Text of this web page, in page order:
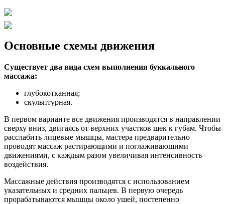
Основные схемы движения
Существует два вида схем выполнения буккального
массажа:
глубокотканная;
скульптурная.
В первом варианте все движения производятся в направлении
сверху вниз, двигаясь от верхних участков щек к губам. Чтобы
расслабить лицевые мышцы, мастера предварительно
проводят массаж растирающими и поглаживающими
движениями, с каждым разом увеличивая интенсивность
воздействия.
Массажные действия производятся с использованием
указательных и средних пальцев. В первую очередь
прорабатываются мышцы около ушей, постепенно